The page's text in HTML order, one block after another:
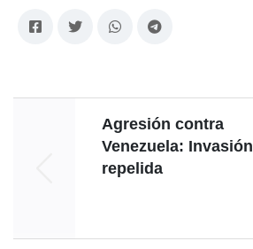
Agresión contra
Venezuela: Invasión
repelida